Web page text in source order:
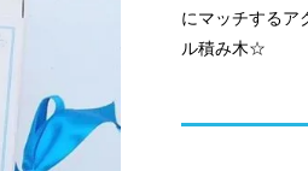
にマッチするア
ル積み木☆